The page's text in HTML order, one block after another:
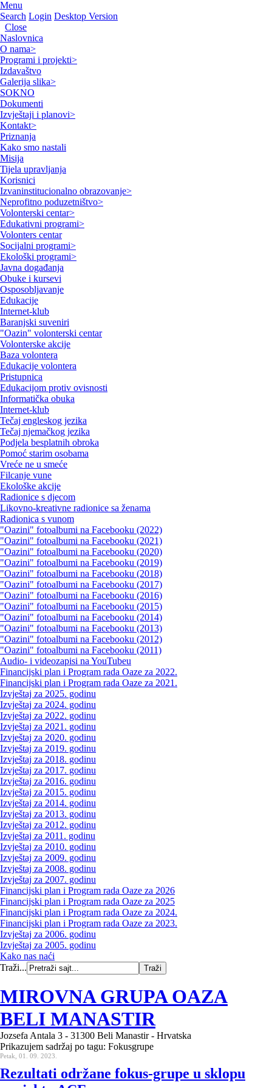
Menu
Search Login Desktop Version
Close
Naslovnica
O nama>
Programi i projekti>
Izdavaštvo
Galerija slika>
SOKNO
Dokumenti
Izvještaji i planovi>
Kontakt>
Priznanja
Kako smo nastali
Misija
Tijela upravljanja
Korisnici
Izvaninstitucionalno obrazovanje>
Neprofitno poduzetništvo>
Volonterski centar>
Edukativni programi>
Volonters centar
Socijalni programi>
Ekološki programi>
Javna događanja
Obuke i kursevi
Osposobljavanje
Edukacije
Internet-klub
Baranjski suveniri
"Oazin" volonterski centar
Volonterske akcije
Baza volontera
Edukacije volontera
Pristupnica
Edukacijom protiv ovisnosti
Informatička obuka
Internet-klub
Tečaj engleskog jezika
Tečaj njemačkog jezika
Podjela besplatnih obroka
Pomoć starim osobama
Vreće ne u smeće
Filcanje vune
Ekološke akcije
Radionice s djecom
Likovno-kreativne radionice sa ženama
Radionica s vunom
"Oazini" fotoalbumi na Facebooku (2022)
"Oazini" fotoalbumi na Facebooku (2021)
"Oazini" fotoalbumi na Facebooku (2020)
"Oazini" fotoalbumi na Facebooku (2019)
"Oazini" fotoalbumi na Facebooku (2018)
"Oazini" fotoalbumi na Facebooku (2017)
"Oazini" fotoalbumi na Facebooku (2016)
"Oazini" fotoalbumi na Facebooku (2015)
"Oazini" fotoalbumi na Facebooku (2014)
"Oazini" fotoalbumi na Facebooku (2013)
"Oazini" fotoalbumi na Facebooku (2012)
"Oazini" fotoalbumi na Facebooku (2011)
Audio- i videozapisi na YouTubeu
Financijski plan i Program rada Oaze za 2022.
Financijski plan i Program rada Oaze za 2021.
Izvještaj za 2025. godinu
Izvještaj za 2024. godinu
Izvještaj za 2022. godinu
Izvještaj za 2021. godinu
Izvještaj za 2020. godinu
Izvještaj za 2019. godinu
Izvještaj za 2018. godinu
Izvještaj za 2017. godinu
Izvještaj za 2016. godinu
Izvještaj za 2015. godinu
Izvještaj za 2014. godinu
Izvještaj za 2013. godinu
Izvještaj za 2012. godinu
Izvještaj za 2011. godinu
Izvještaj za 2010. godinu
Izvještaj za 2009. godinu
Izvještaj za 2008. godinu
Izvještaj za 2007. godinu
Financijski plan i Program rada Oaze za 2026
Financijski plan i Program rada Oaze za 2025
Financijski plan i Program rada Oaze za 2024.
Financijski plan i Program rada Oaze za 2023.
Izvještaj za 2006. godinu
Izvještaj za 2005. godinu
Kako nas naći
Traži...
MIROVNA GRUPA OAZA
BELI MANASTIR
Jozsefa Antala 3 - 31300 Beli Manastir - Hrvatska
Prikazujem sadržaj po tagu: Fokusgrupe
Petak, 01. 09. 2023.
Rezultati održane fokus-grupe u sklopu